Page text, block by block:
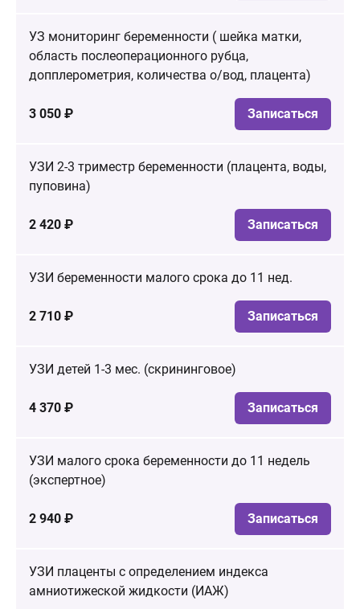
УЗ мониторинг беременности ( шейка матки,
область послеоперационного рубца,
допплерометрия, количества о/вод, плацента)
3 050 ₽ Записаться
УЗИ 2-3 триместр беременности (плацента, воды,
пуповина)
2 420 ₽ Записаться
УЗИ беременности малого срока до 11 нед.
2 710 ₽ Записаться
УЗИ детей 1-3 мес. (скрининговое)
4 370 ₽ Записаться
УЗИ малого срока беременности до 11 недель
(экспертное)
2 940 ₽ Записаться
УЗИ плаценты с определением индекса
амниотижеской жидкости (ИАЖ)